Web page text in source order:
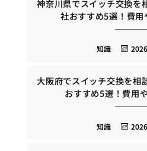
神奈川県でスイッチ交換を
社おすすめ5選！費
知識
大阪府でスイッチ交換を相
おすすめ5選！費用
知識